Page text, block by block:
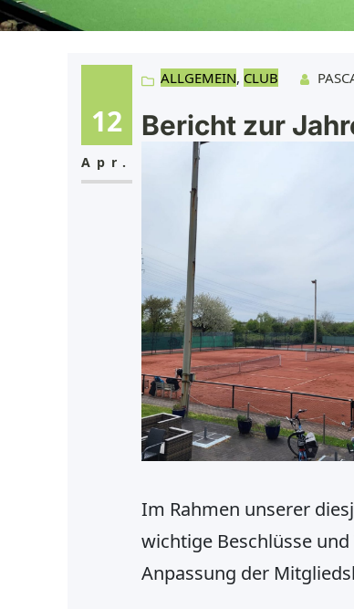
12
Apr.
ALLGEMEIN, CLUB
Bericht zur
Im Rahmen unserer
wichtige Beschlüsse
Anpassung der